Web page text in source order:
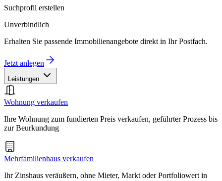
Suchprofil erstellen
Unverbindlich
Erhalten Sie passende Immobilienangebote direkt in Ihr Postfach.
Jetzt anlegen
Leistungen
Wohnung verkaufen
Ihre Wohnung zum fundierten Preis verkaufen, geführter Prozess bis
zur Beurkundung
Mehrfamilienhaus verkaufen
Ihr Zinshaus veräußern, ohne Mieter, Markt oder Portfoliowert in